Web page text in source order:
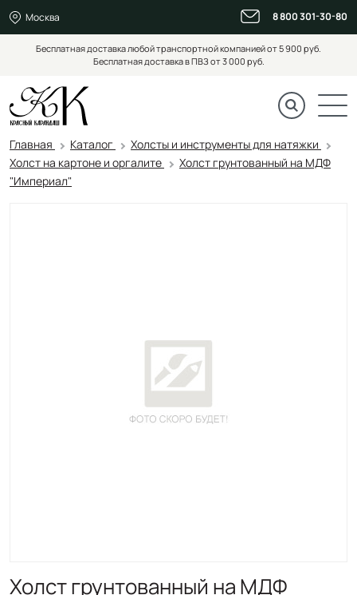
Москва 8 800 301-30-80
Бесплатная доставка любой транспортной компанией от 5 900 руб.
Бесплатная доставка в ПВЗ от 3 000 руб.
Главная Каталог
Холсты и инструменты для натяжки
Холст на картоне и оргалите
Холст грунтованный на МДФ
"Империал"
Холст грунтованный на МДФ